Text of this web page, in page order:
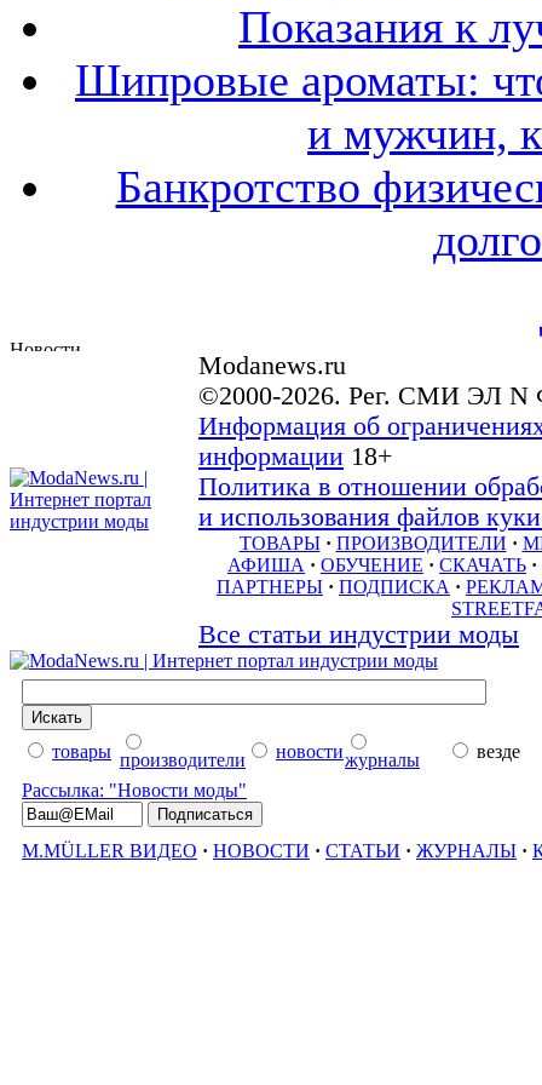
Показания к
Шипровые ароматы:
и мужчин,
Банкротство
Modanews.ru
©2000-2026. Рег. СМИ ЭЛ N
Информация об
информации 18+
Политика в отношении
и использования файлов
ТОВАРЫ · ПРОИЗВОДИТЕЛИ ·
АФИША · ОБУЧЕНИЕ · СКАЧАТЬ ·
ПАРТНЕРЫ · ПОДПИСКА ·
Все статьи индустрии моды
товары производители новостижурналы
везде
Рассылка: "Новости моды"
M.MÜLLER ВИДЕО · НОВОСТИ · СТАТЬИ · ЖУРНАЛЫ ·